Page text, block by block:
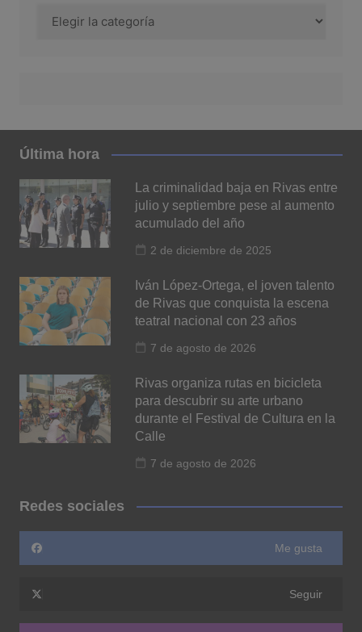
Última hora
La criminalidad baja en Rivas entre
julio y septiembre pese al aumento
acumulado del año
2 de diciembre de 2025
Iván López-Ortega, el joven talento
de Rivas que conquista la escena
teatral nacional con 23 años
7 de agosto de 2026
Rivas organiza rutas en bicicleta
para descubrir su arte urbano
durante el Festival de Cultura en la
Calle
7 de agosto de 2026
Redes sociales
Me gusta
Seguir